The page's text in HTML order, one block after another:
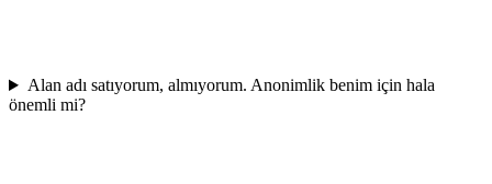
Alan adı satıyorum, almıyorum. Anonimlik benim için hala
önemli mi?